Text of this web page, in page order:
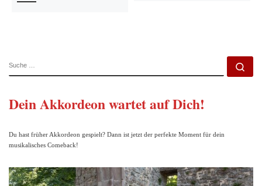
Dein Akkordeon wartet auf Dich!
Du hast früher Akkordeon gespielt? Dann ist jetzt der perfekte Moment für dein
musikalisches Comeback!